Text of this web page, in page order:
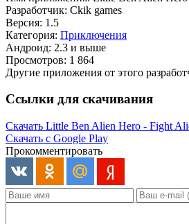
Разработчик: Ckik games
Версия: 1.5
Категория: Приключения
Андроид: 2.3 и выше
Просмотров: 1 864
Другие приложения от этого
Ссылки для скачивания
Скачать Little Ben Alien Hero - Fight
Скачать с Google Play
Прокомментировать